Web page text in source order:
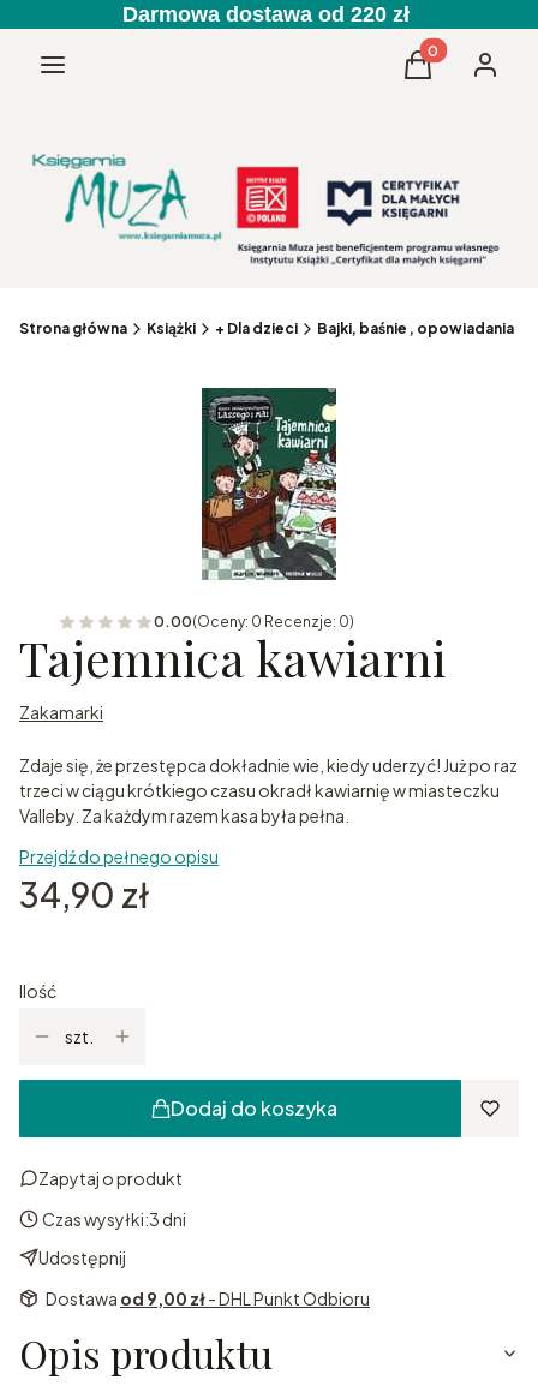
Darmowa dostawa od 220 zł
Menu Produkty w
Koszyk
Strona główna Książki + Dla dzieci Bajki, baśnie , opowiadania
0.00(Oceny: 0 Recenzje: 0)
Tajemnica kawiarni
Zakamarki
Zdaje się, że przestępca dokładnie wie, kiedy uderzyć! Już po raz
trzeci w ciągu krótkiego czasu okradł kawiarnię w miasteczku
Valleby. Za każdym razem kasa była pełna.
Przejdź do pełnego opisu
Cena
34,90 zł
Ilość
szt.
Dodaj do koszyka
Zapytaj o produkt
Czas wysyłki:3 dni
Udostępnij
Dostawa od 9,00 zł- DHL Punkt Odbioru
Opis produktu